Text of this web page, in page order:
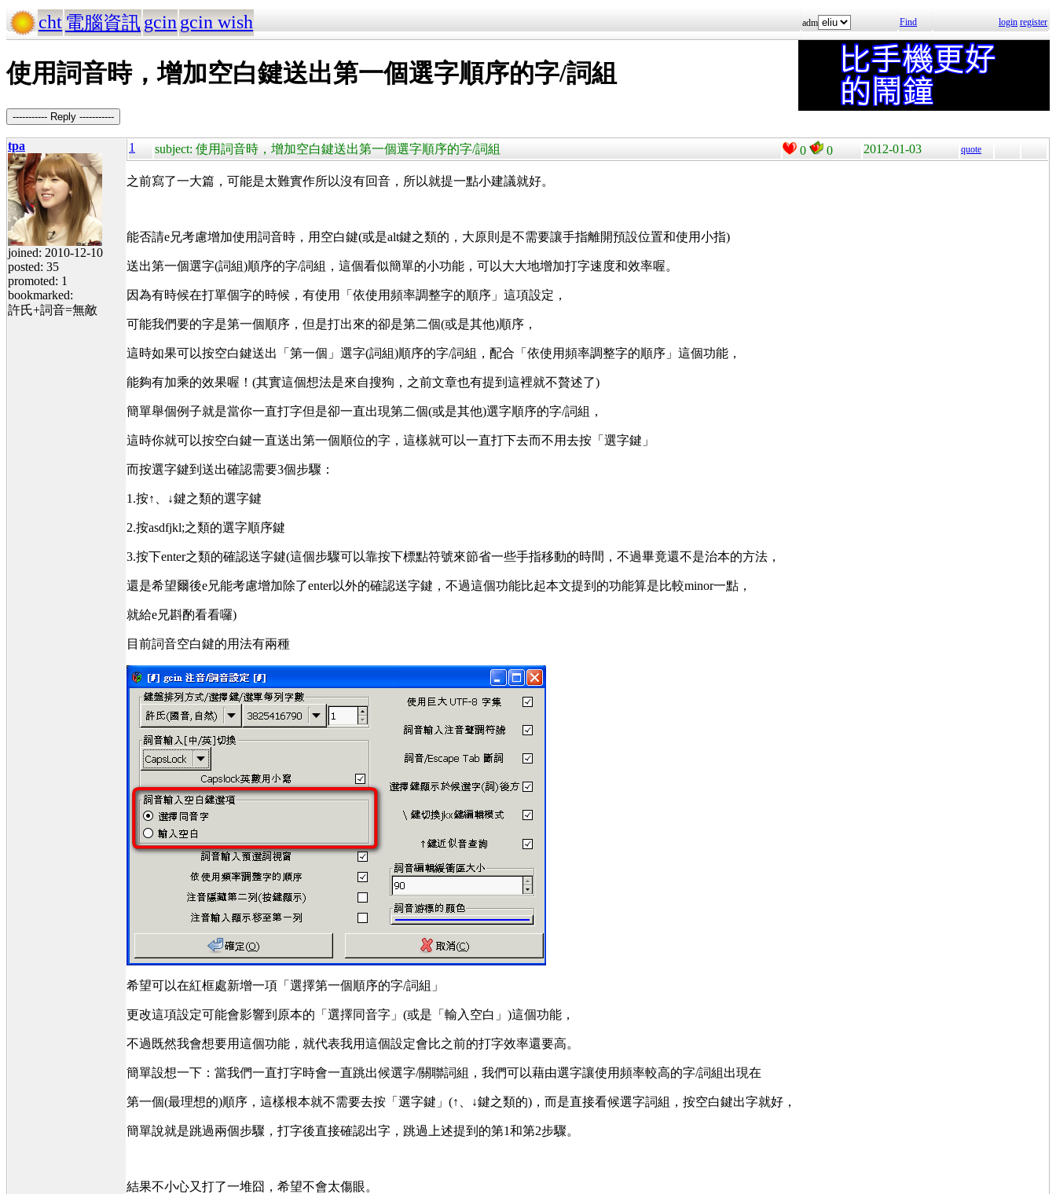
cht 電腦資訊 gcin gcin wish adm Find login register
使用詞音時，增加空白鍵送出第一個選字順序的字/詞組
----------- Reply -----------
tpa
joined: 2010-12-10
posted: 35
promoted: 1
bookmarked:
許氏+詞音=無敵
1 subject: 使用詞音時，增加空白鍵送出第一個選字順序的字/詞組 0 0 2012-01-03 quote
之前寫了一大篇，可能是太難實作所以沒有回音，所以就提一點小建議就好。
能否請e兄考慮增加使用詞音時，用空白鍵(或是alt鍵之類的，大原則是不需要讓手指離開預設位置和使用小指)
送出第一個選字(詞組)順序的字/詞組，這個看似簡單的小功能，可以大大地增加打字速度和效率喔。
因為有時候在打單個字的時候，有使用「依使用頻率調整字的順序」這項設定，
可能我們要的字是第一個順序，但是打出來的卻是第二個(或是其他)順序，
這時如果可以按空白鍵送出「第一個」選字(詞組)順序的字/詞組，配合「依使用頻率調整字的順序」這個功能，
能夠有加乘的效果喔！(其實這個想法是來自搜狗，之前文章也有提到這裡就不贅述了)
簡單舉個例子就是當你一直打字但是卻一直出現第二個(或是其他)選字順序的字/詞組，
這時你就可以按空白鍵一直送出第一個順位的字，這樣就可以一直打下去而不用去按「選字鍵」
而按選字鍵到送出確認需要3個步驟：
1.按↑、↓鍵之類的選字鍵
2.按asdfjkl;之類的選字順序鍵
3.按下enter之類的確認送字鍵(這個步驟可以靠按下標點符號來節省一些手指移動的時間，不過畢竟還不是治本的方法，
還是希望爾後e兄能考慮增加除了enter以外的確認送字鍵，不過這個功能比起本文提到的功能算是比較minor一點，
就給e兄斟酌看看囉)
目前詞音空白鍵的用法有兩種
希望可以在紅框處新增一項「選擇第一個順序的字/詞組」
更改這項設定可能會影響到原本的「選擇同音字」(或是「輸入空白」)這個功能，
不過既然我會想要用這個功能，就代表我用這個設定會比之前的打字效率還要高。
簡單設想一下：當我們一直打字時會一直跳出候選字/關聯詞組，我們可以藉由選字讓使用頻率較高的字/詞組出現在
第一個(最理想的)順序，這樣根本就不需要去按「選字鍵」(↑、↓鍵之類的)，而是直接看候選字詞組，按空白鍵出字就好，
簡單說就是跳過兩個步驟，打字後直接確認出字，跳過上述提到的第1和第2步驟。
結果不小心又打了一堆囧，希望不會太傷眼。